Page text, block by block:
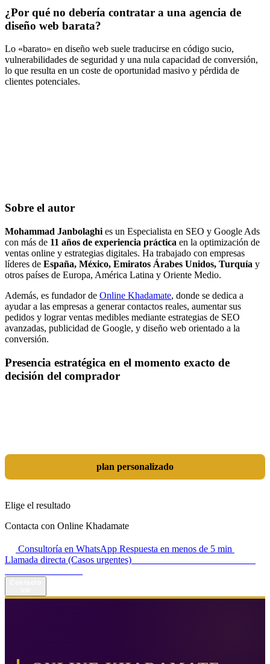
¿Por qué no debería contratar a una agencia de
diseño web barata?
Lo «barato» en diseño web suele traducirse en código sucio,
vulnerabilidades de seguridad y una nula capacidad de conversión,
lo que resulta en un coste de oportunidad masivo y pérdida de
clientes potenciales.
Sobre el autor
Mohammad Janbolaghi es un Especialista en SEO y Google Ads
con más de 11 años de experiencia práctica en la optimización de
ventas online y estrategias digitales. Ha trabajado con empresas
líderes de España, México, Emiratos Árabes Unidos, Turquía y
otros países de Europa, América Latina y Oriente Medio.
Además, es fundador de Online Khadamate, donde se dedica a
ayudar a las empresas a generar contactos reales, aumentar sus
pedidos y lograr ventas medibles mediante estrategias de SEO
avanzadas, publicidad de Google, y diseño web orientado a la
conversión.
Presencia estratégica en el momento exacto de
decisión del comprador
plan personalizado
Elige el resultado
Contacta con Online Khadamate
Consultoría en WhatsApp Respuesta en menos de 5 min
Llamada directa (Casos urgentes)